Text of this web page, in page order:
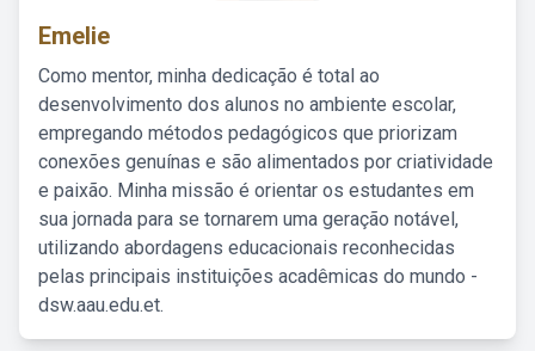
Emelie
Como mentor, minha dedicação é total ao
desenvolvimento dos alunos no ambiente escolar,
empregando métodos pedagógicos que priorizam
conexões genuínas e são alimentados por criatividade
e paixão. Minha missão é orientar os estudantes em
sua jornada para se tornarem uma geração notável,
utilizando abordagens educacionais reconhecidas
pelas principais instituições acadêmicas do mundo -
dsw.aau.edu.et.